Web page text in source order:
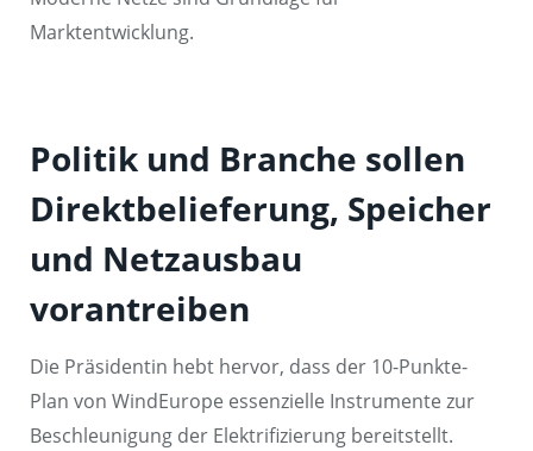
Marktentwicklung.
Politik und Branche sollen
Direktbelieferung, Speicher
und Netzausbau
vorantreiben
Die Präsidentin hebt hervor, dass der 10-Punkte-
Plan von WindEurope essenzielle Instrumente zur
Beschleunigung der Elektrifizierung bereitstellt.